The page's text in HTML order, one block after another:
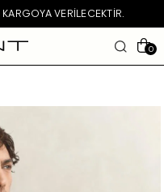
VERILECEKTIR.
0